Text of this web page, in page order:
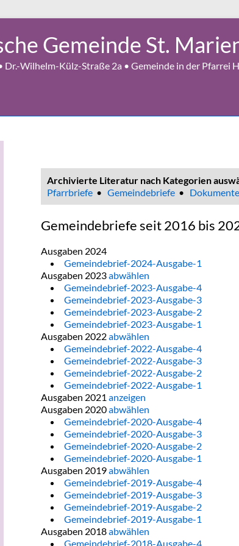
Gemeinde St.
Dr.-Wilhelm-Külz-Straße 2a • Gemeinde in der Pfarrei
Archivierte Literatur nach Kategorien
Pfarrbriefe• Gemeindebriefe•
Gemeindebriefe seit 2016 bis
Ausgaben 2024
Gemeindebrief-2024-Ausgabe-1
Ausgaben 2023abwählen
Gemeindebrief-2023-Ausgabe-4
Gemeindebrief-2023-Ausgabe-3
Gemeindebrief-2023-Ausgabe-2
Gemeindebrief-2023-Ausgabe-1
Ausgaben 2022abwählen
Gemeindebrief-2022-Ausgabe-4
Gemeindebrief-2022-Ausgabe-3
Gemeindebrief-2022-Ausgabe-2
Gemeindebrief-2022-Ausgabe-1
Ausgaben 2021 anzeigen
Ausgaben 2020abwählen
Gemeindebrief-2020-Ausgabe-4
Gemeindebrief-2020-Ausgabe-3
Gemeindebrief-2020-Ausgabe-2
Gemeindebrief-2020-Ausgabe-1
Ausgaben 2019abwählen
Gemeindebrief-2019-Ausgabe-4
Gemeindebrief-2019-Ausgabe-3
Gemeindebrief-2019-Ausgabe-2
Gemeindebrief-2019-Ausgabe-1
Ausgaben 2018abwählen
Gemeindebrief-2018-Ausgabe-4